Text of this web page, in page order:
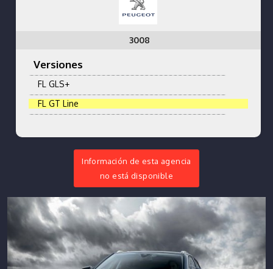
3008
Versiones
FL GLS+
FL GT Line
Información de esta agencia
no está disponible